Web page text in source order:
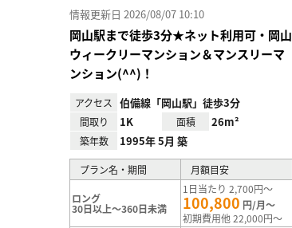
情報更新日 2026/08/07 10:10
岡山駅まで徒歩3分★ネット利用可・岡山
ウィークリーマンション＆マンスリーマ
ンション(^^)！
アクセス 伯備線「岡山駅」徒歩3分
間取り 1K 面積 26m²
築年数 1995年 5月 築
プラン名・期間 月額目安
ロング
30日以上～360日未満
1日当たり 2,700円～
100,800 円/月～
初期費用他 22,000円～